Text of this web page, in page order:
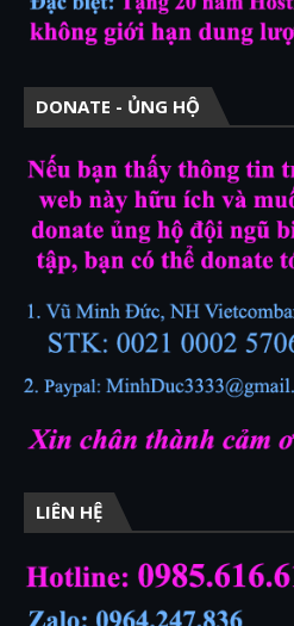
DONATE - ỦNG HỘ
LIÊN HỆ